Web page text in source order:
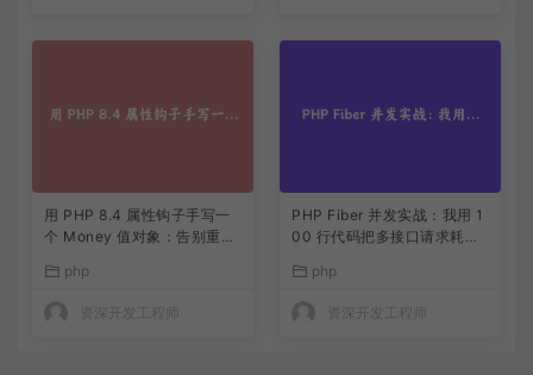
用 PHP 8.4 属性钩子手写一
个 Money 值对象：告别重复
php
资深开发工程师
PHP Fiber 并发实战：我用 1
00 行代码把多接口请求耗时
php
资深开发工程师